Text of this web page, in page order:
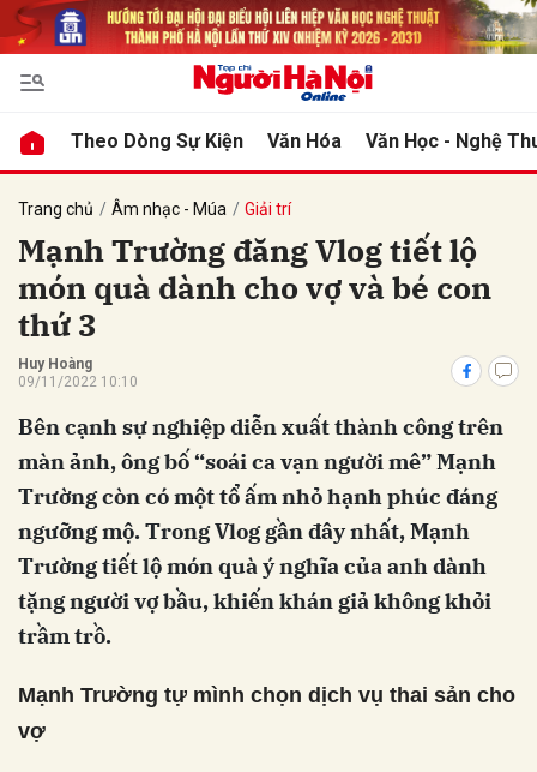
Theo Dòng Sự Kiện Văn Hóa Văn Học - Nghệ
Trang chủ Âm nhạc - Múa Giải trí
Mạnh Trường đăng Vlog tiết lộ
món quà dành cho vợ và bé con
thứ 3
Huy Hoàng
09/11/2022 10:10
Bên cạnh sự nghiệp diễn xuất thành công trên
màn ảnh, ông bố “soái ca vạn người mê” Mạnh
Trường còn có một tổ ấm nhỏ hạnh phúc đáng
ngưỡng mộ. Trong Vlog gần đây nhất, Mạnh
Trường tiết lộ món quà ý nghĩa của anh dành
tặng người vợ bầu, khiến khán giả không khỏi
trầm trồ.
Mạnh Trường tự mình chọn dịch vụ thai sản cho
vợ
luận